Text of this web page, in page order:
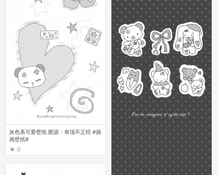
灰色系可爱壁纸 图源：有顶不正经 #插
画壁纸#
0